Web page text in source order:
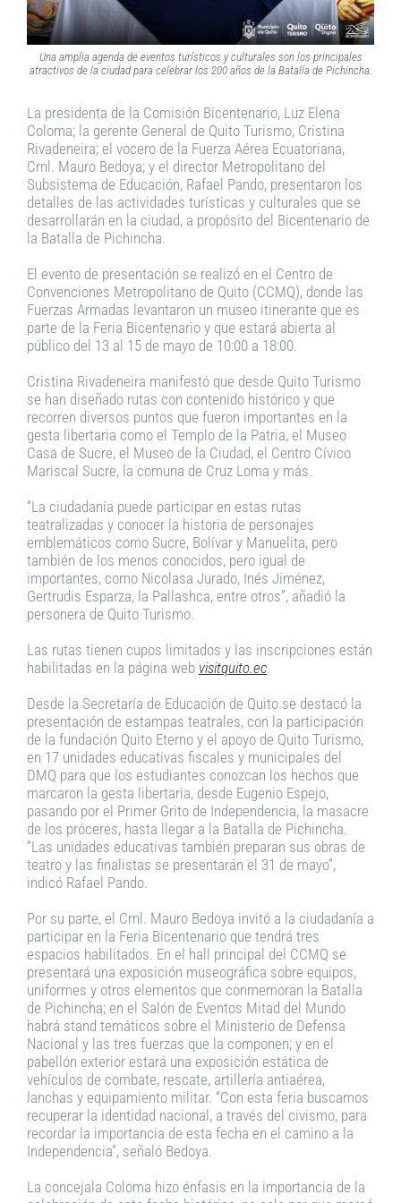
Una amplia agenda de eventos turísticos y culturales son los principales
atractivos de la ciudad para celebrar los 200 años de la Batalla de Pichincha.
La presidenta de la Comisión Bicentenario, Luz Elena
Coloma; la gerente General de Quito Turismo, Cristina
Rivadeneira; el vocero de la Fuerza Aérea Ecuatoriana,
Crnl. Mauro Bedoya; y el director Metropolitano del
Subsistema de Educación, Rafael Pando, presentaron los
detalles de las actividades turísticas y culturales que se
desarrollarán en la ciudad, a propósito del Bicentenario de
la Batalla de Pichincha.
El evento de presentación se realizó en el Centro de
Convenciones Metropolitano de Quito (CCMQ), donde las
Fuerzas Armadas levantaron un museo itinerante que es
parte de la Feria Bicentenario y que estará abierta al
público del 13 al 15 de mayo de 10:00 a 18:00.
Cristina Rivadeneira manifestó que desde Quito Turismo
se han diseñado rutas con contenido histórico y que
recorren diversos puntos que fueron importantes en la
gesta libertaria como el Templo de la Patria, el Museo
Casa de Sucre, el Museo de la Ciudad, el Centro Cívico
Mariscal Sucre, la comuna de Cruz Loma y más.
“La ciudadanía puede participar en estas rutas
teatralizadas y conocer la historia de personajes
emblemáticos como Sucre, Bolívar y Manuelita, pero
también de los menos conocidos, pero igual de
importantes, como Nicolasa Jurado, Inés Jiménez,
Gertrudis Esparza, la Pallashca, entre otros”, añadió la
personera de Quito Turismo.
Las rutas tienen cupos limitados y las inscripciones están
habilitadas en la página web visitquito.ec.
Desde la Secretaría de Educación de Quito se destacó la
presentación de estampas teatrales, con la participación
de la fundación Quito Eterno y el apoyo de Quito Turismo,
en 17 unidades educativas fiscales y municipales del
DMQ para que los estudiantes conozcan los hechos que
marcaron la gesta libertaria, desde Eugenio Espejo,
pasando por el Primer Grito de Independencia, la masacre
de los próceres, hasta llegar a la Batalla de Pichincha.
“Las unidades educativas también preparan sus obras de
teatro y las finalistas se presentarán el 31 de mayo”,
indicó Rafael Pando.
Por su parte, el Crnl. Mauro Bedoya invitó a la ciudadanía a
participar en la Feria Bicentenario que tendrá tres
espacios habilitados. En el hall principal del CCMQ se
presentará una exposición museográfica sobre equipos,
uniformes y otros elementos que conmemoran la Batalla
de Pichincha; en el Salón de Eventos Mitad del Mundo
habrá stand temáticos sobre el Ministerio de Defensa
Nacional y las tres fuerzas que la componen; y en el
pabellón exterior estará una exposición estática de
vehículos de combate, rescate, artillería antiaérea,
lanchas y equipamiento militar. “Con esta feria buscamos
recuperar la identidad nacional, a través del civismo, para
recordar la importancia de esta fecha en el camino a la
Independencia”, señaló Bedoya.
La concejala Coloma hizo énfasis en la importancia de la